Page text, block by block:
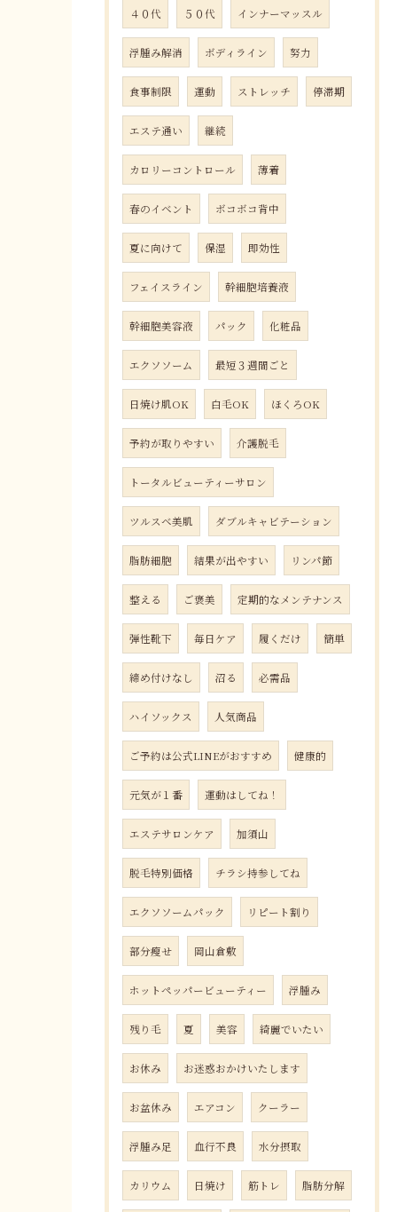
４０代 ５０代 インナーマッスル
浮腫み解消 ボディライン 努力
食事制限 運動 ストレッチ 停滞期
エステ通い 継続
カロリーコントロール 薄着
春のイベント ボコボコ背中
夏に向けて 保湿 即効性
フェイスライン 幹細胞培養液
幹細胞美容液 パック 化粧品
エクソソーム 最短３週間ごと
日焼け肌OK 白毛OK ほくろOK
予約が取りやすい 介護脱毛
トータルビューティーサロン
ツルスベ美肌 ダブルキャビテーション
脂肪細胞 結果が出やすい リンパ節
整える ご褒美 定期的なメンテナンス
弾性靴下 毎日ケア 履くだけ 簡単
締め付けなし 沼る 必需品
ハイソックス 人気商品
ご予約は公式LINEがおすすめ 健康的
元気が１番 運動はしてね！
エステサロンケア 加須山
脱毛特別価格 チラシ持参してね
エクソソームパック リピート割り
部分瘦せ 岡山倉敷
ホットペッパービューティー 浮腫み
残り毛 夏 美容 綺麗でいたい
お休み お迷惑おかけいたします
お盆休み エアコン クーラー
浮腫み足 血行不良 水分摂取
カリウム 日焼け 筋トレ 脂肪分解